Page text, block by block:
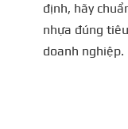
định, hãy
nhựa đúng
doanh nghiệp.